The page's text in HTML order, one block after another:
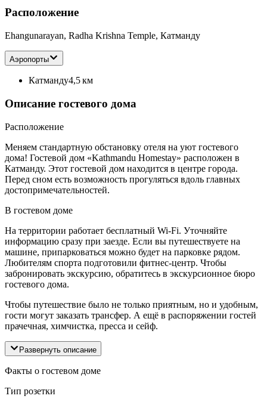
Расположение
Ehangunarayan, Radha Krishna Temple, Катманду
Аэропорты
Катманду4,5 км
Описание гостевого дома
Расположение
Меняем стандартную обстановку отеля на уют гостевого
дома! Гостевой дом «Kathmandu Homestay» расположен в
Катманду. Этот гостевой дом находится в центре города.
Перед сном есть возможность прогуляться вдоль главных
достопримечательностей.
В гостевом доме
На территории работает бесплатный Wi-Fi. Уточняйте
информацию сразу при заезде. Если вы путешествуете на
машине, припарковаться можно будет на парковке рядом.
Любителям спорта подготовили фитнес-центр. Чтобы
забронировать экскурсию, обратитесь в экскурсионное бюро
гостевого дома.
Чтобы путешествие было не только приятным, но и удобным,
гости могут заказать трансфер. А ещё в распоряжении гостей
прачечная, химчистка, пресса и сейф.
Развернуть описание
Факты о гостевом доме
Тип розетки